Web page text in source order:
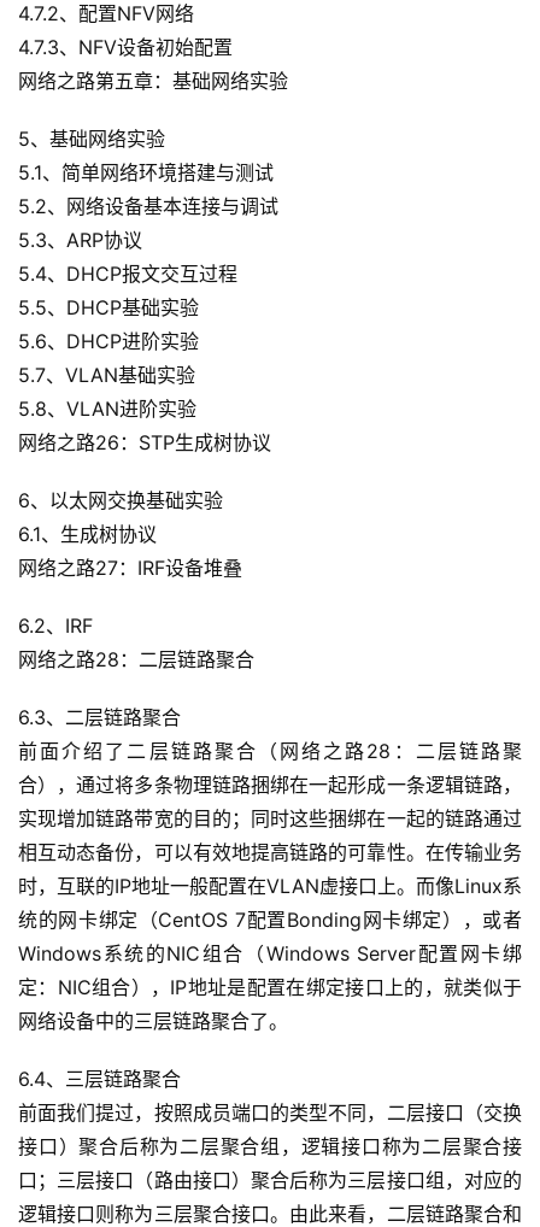
4.7.2、配置NFV网络
4.7.3、NFV设备初始配置
网络之路第五章：基础网络实验
5、基础网络实验
5.1、简单网络环境搭建与测试
5.2、网络设备基本连接与调试
5.3、ARP协议
5.4、DHCP报文交互过程
5.5、DHCP基础实验
5.6、DHCP进阶实验
5.7、VLAN基础实验
5.8、VLAN进阶实验
网络之路26：STP生成树协议
6、以太网交换基础实验
6.1、生成树协议
网络之路27：IRF设备堆叠
6.2、IRF
网络之路28：二层链路聚合
6.3、二层链路聚合
前面介绍了二层链路聚合（网络之路28：二层链路聚
合），通过将多条物理链路捆绑在一起形成一条逻辑链路，
实现增加链路带宽的目的；同时这些捆绑在一起的链路通过
相互动态备份，可以有效地提高链路的可靠性。在传输业务
时，互联的IP地址一般配置在VLAN虚接口上。而像Linux系
统的网卡绑定（CentOS 7配置Bonding网卡绑定），或者
Windows系统的NIC组合（Windows Server配置网卡绑
定：NIC组合），IP地址是配置在绑定接口上的，就类似于
网络设备中的三层链路聚合了。
6.4、三层链路聚合
前面我们提过，按照成员端口的类型不同，二层接口（交换
接口）聚合后称为二层聚合组，逻辑接口称为二层聚合接
口；三层接口（路由接口）聚合后称为三层接口组，对应的
逻辑接口则称为三层聚合接口。由此来看，二层链路聚合和